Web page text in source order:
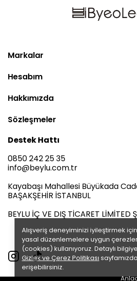
Alışveriş deneyiminizi iyileştirmek için
yasal düzenlemelere uygun
(cookies) kullanıyoruz. Detaylı bilgiye
Gizlilik ve Çerez Politikası
erişebilirsiniz.
Markalar
Hesabım
Hakkımızda
Sözleşmeler
Destek Hattı
0850 242 25 35
info@beylu.com.tr
Kayabaşı Mahallesi Büyükada
BAŞAKŞEHİR İSTANBUL
BEYLU İÇ VE DIŞ TİCARET LİMİTED